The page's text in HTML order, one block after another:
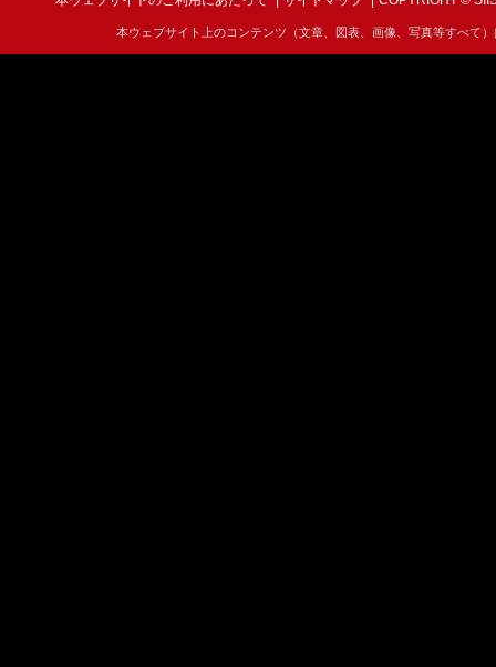
本ウェブサイト上のコンテンツ（文章、図表、画像、写真等すべて